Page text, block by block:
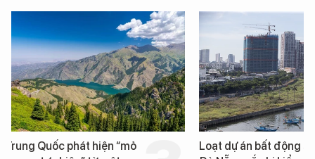
Loạt dự án bất động sản ở
Nga xây dựng hơn